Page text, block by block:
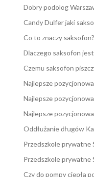
Dobry podolog
Candy Dulfer jaki
Co to znaczy saksofon?
Dlaczego saksofon
Czemu saksofon
Najlepsze
Najlepsze
Najlepsze
Oddłużanie długów
Przedszkole prywatne
Przedszkole prywatne
Czy do pompy ciepła